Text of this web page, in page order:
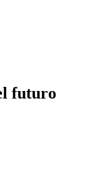
futuro